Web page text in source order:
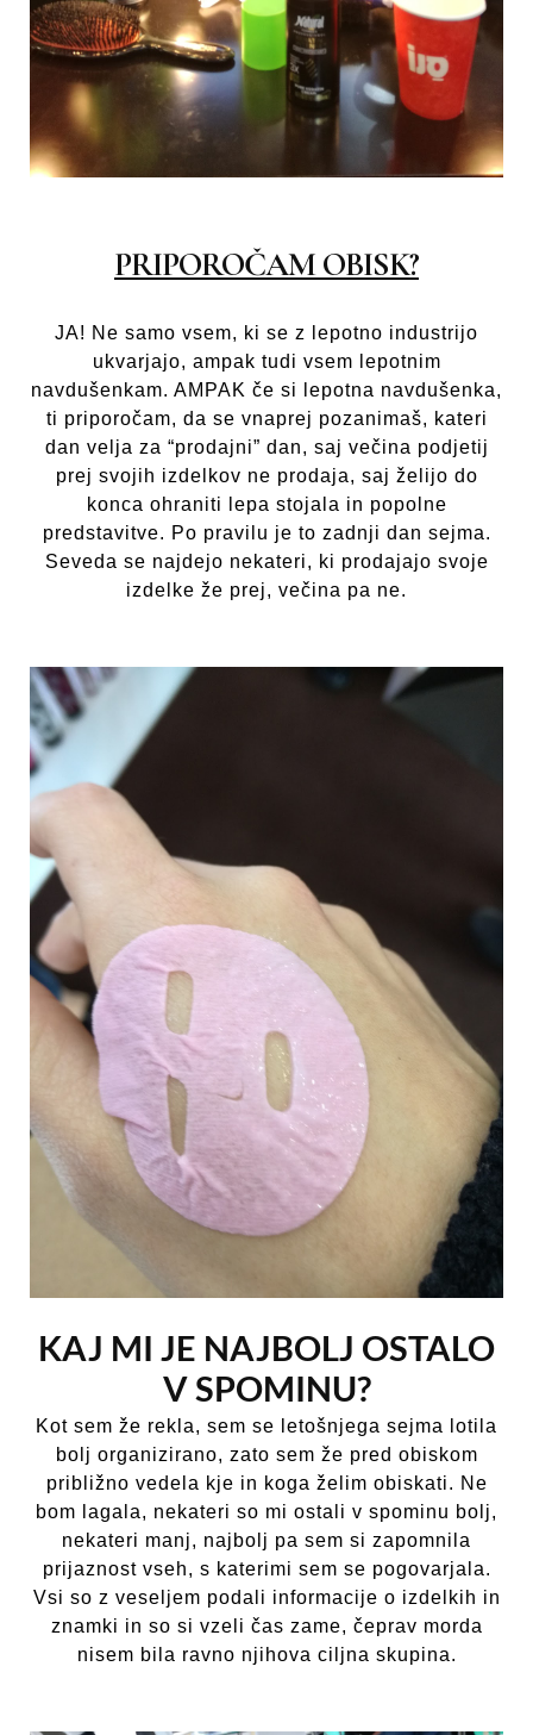
PRIPOROČAM OBISK?
JA! Ne samo vsem, ki se z lepotno industrijo
ukvarjajo, ampak tudi vsem lepotnim
navdušenkam. AMPAK če si lepotna navdušenka,
ti priporočam, da se vnaprej pozanimaš, kateri
dan velja za “prodajni” dan, saj večina podjetij
prej svojih izdelkov ne prodaja, saj želijo do
konca ohraniti lepa stojala in popolne
predstavitve. Po pravilu je to zadnji dan sejma.
Seveda se najdejo nekateri, ki prodajajo svoje
izdelke že prej, večina pa ne.
KAJ MI JE NAJBOLJ OSTALO
V SPOMINU?
Kot sem že rekla, sem se letošnjega sejma lotila
bolj organizirano, zato sem že pred obiskom
približno vedela kje in koga želim obiskati. Ne
bom lagala, nekateri so mi ostali v spominu bolj,
nekateri manj, najbolj pa sem si zapomnila
prijaznost vseh, s katerimi sem se pogovarjala.
Vsi so z veseljem podali informacije o izdelkih in
znamki in so si vzeli čas zame, čeprav morda
nisem bila ravno njihova ciljna skupina.